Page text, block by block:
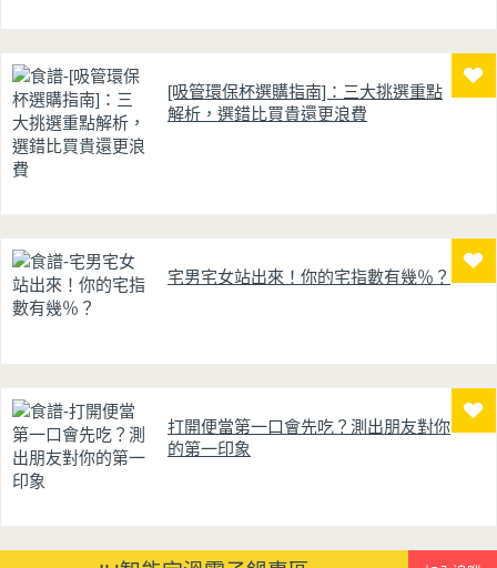
[吸管環保杯選購指南]：三大挑選重點
解析，選錯比買貴還更浪費
宅男宅女站出來！你的宅指數有幾％？
打開便當第一口會先吃？測出朋友對你
的第一印象